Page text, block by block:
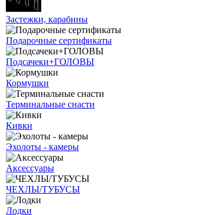
Застежки, карабины
Подарочные сертификаты
Подсачеки+ГОЛОВЫ
Кормушки
Терминальные снасти
Кивки
Эхолоты - камеры
Аксессуары
ЧЕХЛЫ/ТУБУСЫ
Лодки